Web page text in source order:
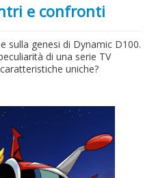
e confronti
sulla genesi di Dynamic D100.
di una serie TV
uniche?